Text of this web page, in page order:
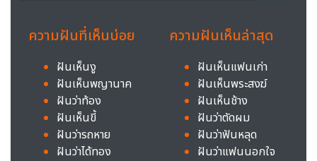
ความฝันที่เห็นบ่อย
ฝันเห็นงู
ฝันเห็นพญานาค
ฝันว่าท้อง
ฝันเห็นขี้
ฝันว่ารถหาย
ฝันว่าได้ทอง
ความฝันเห็นล่าสุด
ฝันเห็นแฟนเก่า
ฝันเห็นพระสงฆ์
ฝันเห็นช้าง
ฝันว่าตัดผม
ฝันว่าฟันหลุด
ฝันว่าแฟนนอกใจ